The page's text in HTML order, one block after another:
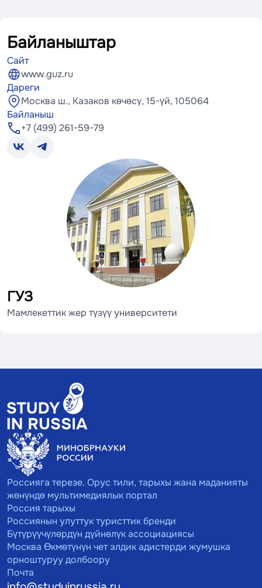
Байланыштар
Сайт
www.guz.ru
Дареги
Москва ш., Казаков көчөсү, 15-үй, 105064
Байланыш
+7 (499) 261-59-79
ГУЗ
Мамлекеттик жер түзүү университети
Россияга терезе. Орус тили, тарыхы жана маданияты
жөнүндө мультимедиялык портал
Россия тарыхы
Россиянын улуттук туристтик бренди
Бүтүрүүчүлөрдүн дүйнөлүк ассоциациясы
Москва Өкмөтүнүн чет элдик адистерди жумушка
орноштуруу долбоору
Почта